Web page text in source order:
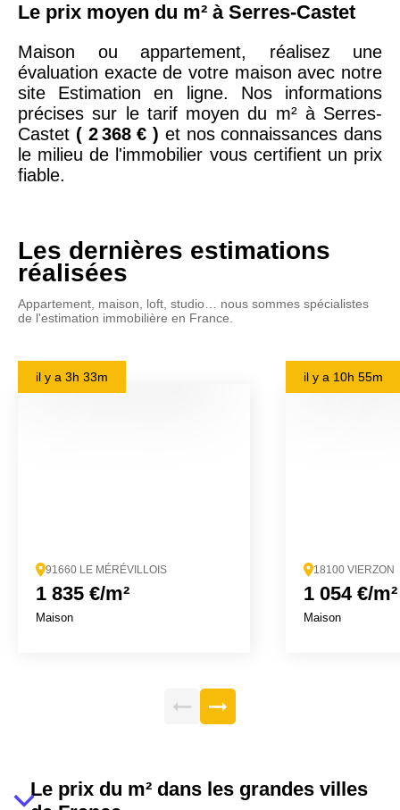
Le prix moyen du m² à Serres-Castet
Maison ou appartement, réalisez une
évaluation exacte de votre maison avec notre
site Estimation en ligne. Nos informations
précises sur le tarif moyen du m² à Serres-
Castet ( 2 368 € ) et nos connaissances dans
le milieu de l'immobilier vous certifient un prix
fiable.
Les dernières estimations
réalisées
Appartement, maison, loft, studio… nous sommes spécialistes
de l'estimation immobilière en France.
il y a 3h 33m
91660 LE MÉRÉVILLOIS
1 835 €/m²
Maison
il y a 10h 55m
18100 VIERZON
1 054 €/m²
Maison
Le prix du m² dans les grandes villes